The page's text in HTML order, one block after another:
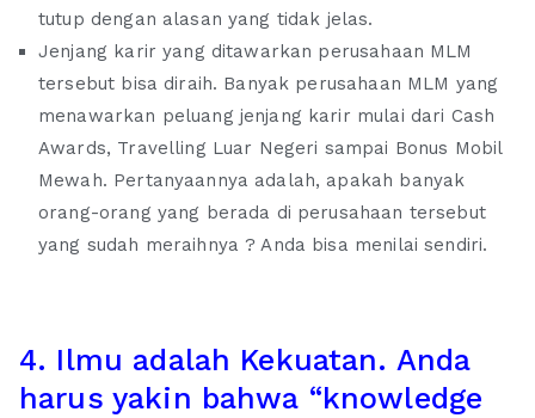
tutup dengan alasan yang tidak jelas.
Jenjang karir yang ditawarkan perusahaan MLM
tersebut bisa diraih. Banyak perusahaan MLM yang
menawarkan peluang jenjang karir mulai dari Cash
Awards, Travelling Luar Negeri sampai Bonus Mobil
Mewah. Pertanyaannya adalah, apakah banyak
orang-orang yang berada di perusahaan tersebut
yang sudah meraihnya ? Anda bisa menilai sendiri.
4. Ilmu adalah Kekuatan. Anda
harus yakin bahwa “knowledge